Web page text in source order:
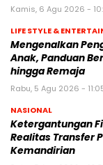
Kamis, 6 Agu 2026 -
LIFE STYLE &
Mengenalkan
Anak, Panduan
hingga Remaja
Rabu, 5 Agu 2026 -
NASIONAL
Ketergantungan
Realitas Transfer
Kemandirian